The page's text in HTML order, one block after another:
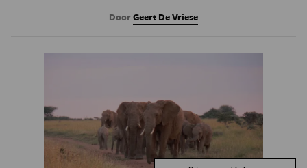
DoorGeert De Vriese